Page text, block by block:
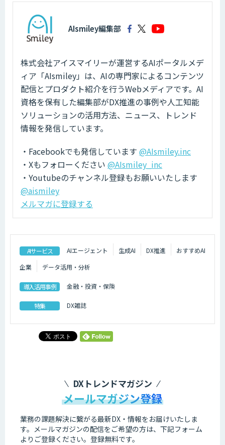
AIsmiley編集部
株式会社アイスマイリーが運営するAIポータルメデ
ィア「AIsmiley」は、AIの専門家によるコンテンツ
配信とプロダクト紹介を行うWebメディアです。AI
資格を保有した編集部がDX推進の事例や人工知能
ソリューションの活用方法、ニュース、トレンド
情報を発信しています。
・Facebookでも発信しています @AIsmiley.inc
・Xもフォローください @AIsmiley_inc
・Youtubeのチャンネル登録もお願いいたします
@aismiley
メルマガに登録する
AIサービス AIエージェント 生成AI DX推進
おすすめAI
企業
データ活用・分析
導入活用事例 金融・投資・保険
特集 DX雑誌
DXトレンドマガジン
メールマガジン登録
業務の課題解決に繋がる最新DX・情報をお届けいたしま
す。 メールマガジンの配信をご希望の方は、下記フォーム
よりご登録ください。登録無料です。